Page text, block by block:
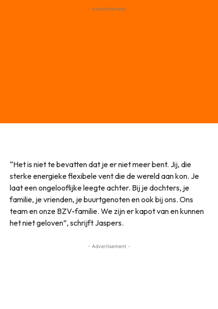
- Advertisement -
“Het is niet te bevatten dat je er niet meer bent. Jij, die
sterke energieke flexibele vent die de wereld aan kon. Je
laat een ongelooflijke leegte achter. Bij je dochters, je
familie, je vrienden, je buurtgenoten en ook bij ons. Ons
team en onze BZV-familie. We zijn er kapot van en kunnen
het niet geloven”, schrijft Jaspers.
- Advertisement -